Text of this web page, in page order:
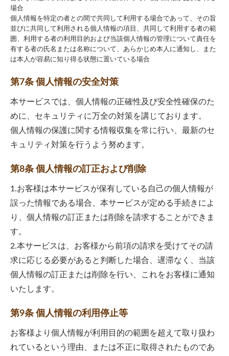
場合
個人情報を特定の者との間で共同して利用する場合であって、その旨
並びに共同して利用される個人情報の項目、共同して利用する者の範
囲、利用する者の利用目的および当該個人情報の管理について責任を
有する者の氏名または名称について、あらかじめ本人に通知し、また
は本人が容易に知り得る状態に置いている場合
第7条 個人情報の安全対策
本サービスでは、個人情報の正確性及び安全性確保のた
めに、セキュリティに万全の対策を講じております。
個人情報の保護に関する情報収集を常に行い、最新のセ
キュリティ対策を行うよう努めます。
第8条 個人情報の訂正および削除
1.お客様は本サービスが保有している自己の個人情報が
誤った情報である場合、本サービスが定める手続きによ
り、個人情報の訂正または削除を請求することができま
す。
2.本サービスは、お客様から前項の請求を受けてその請
求に応じる必要があると判断した場合、遅滞なく、当該
個人情報の訂正または削除を行い、これをお客様に通知
いたします。
第9条 個人情報の利用停止等
お客様より個人情報が利用目的の範囲を超えて取り扱わ
れているという理由、または不正に取得されたものであ